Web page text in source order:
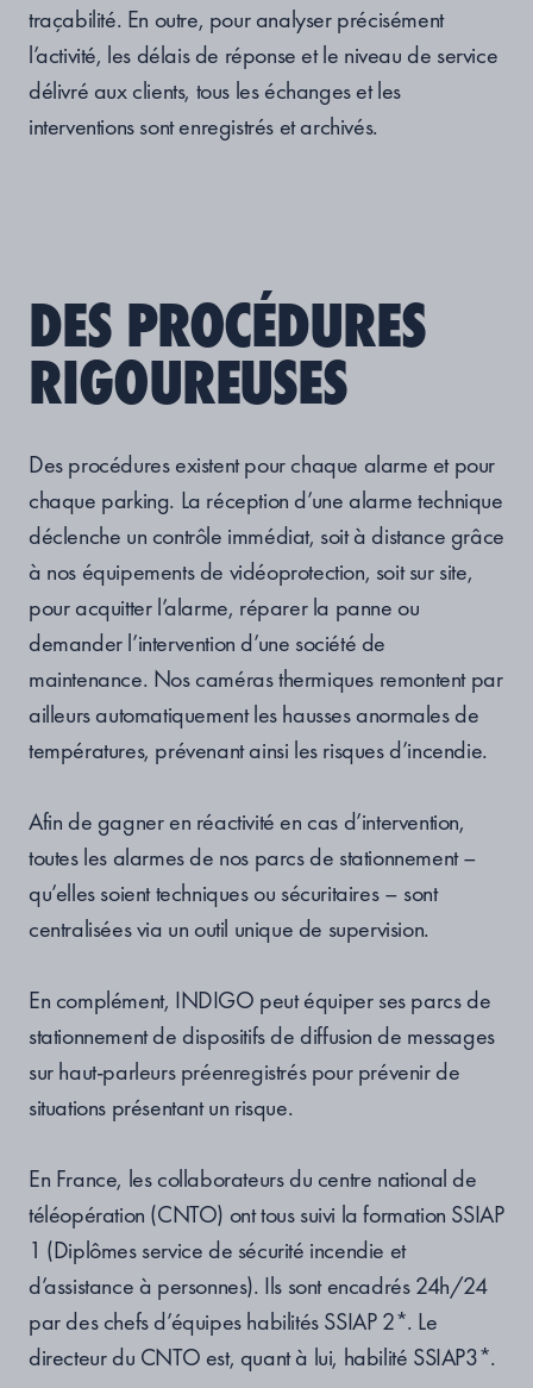
traçabilité. En outre, pour analyser précisément
l’activité, les délais de réponse et le niveau de service
délivré aux clients, tous les échanges et les
interventions sont enregistrés et archivés.
DES PROCÉDURES
RIGOUREUSES
Des procédures existent pour chaque alarme et pour
chaque parking. La réception d’une alarme technique
déclenche un contrôle immédiat, soit à distance grâce
à nos équipements de vidéoprotection, soit sur site,
pour acquitter l’alarme, réparer la panne ou
demander l’intervention d’une société de
maintenance. Nos caméras thermiques remontent par
ailleurs automatiquement les hausses anormales de
températures, prévenant ainsi les risques d’incendie.
Afin de gagner en réactivité en cas d’intervention,
toutes les alarmes de nos parcs de stationnement –
qu’elles soient techniques ou sécuritaires – sont
centralisées via un outil unique de supervision.
En complément, INDIGO peut équiper ses parcs de
stationnement de dispositifs de diffusion de messages
sur haut-parleurs préenregistrés pour prévenir de
situations présentant un risque.
En France, les collaborateurs du centre national de
téléopération (CNTO) ont tous suivi la formation SSIAP
1 (Diplômes service de sécurité incendie et
d’assistance à personnes). Ils sont encadrés 24h/24
par des chefs d’équipes habilités SSIAP 2*. Le
directeur du CNTO est, quant à lui, habilité SSIAP3*.